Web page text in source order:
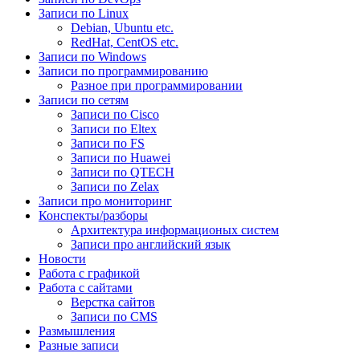
Записи по Linux
Debian, Ubuntu etc.
RedHat, CentOS etc.
Записи по Windows
Записи по программированию
Разное при программировании
Записи по сетям
Записи по Cisco
Записи по Eltex
Записи по FS
Записи по Huawei
Записи по QTECH
Записи по Zelax
Записи про мониторинг
Конспекты/разборы
Архитектура информационых систем
Записи про английский язык
Новости
Работа с графикой
Работа с сайтами
Верстка сайтов
Записи по CMS
Размышления
Разные записи